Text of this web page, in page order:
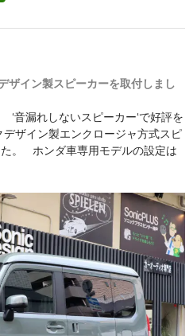
イン製スピーカーを取付しまし
‘音漏れしないスピーカー‘で好評を
ザイン製エンクロージャ方式スピ
。 ホンダ車専用モデルの設定は